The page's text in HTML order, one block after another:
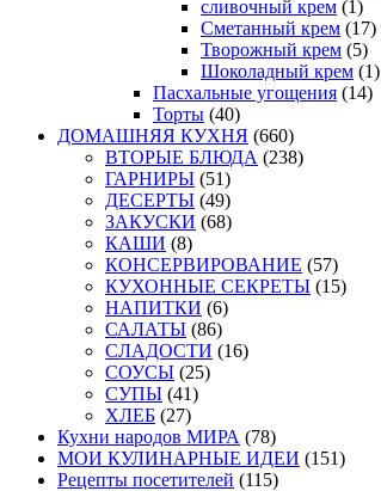
сливочный крем (1)
Сметанный крем (17)
Творожный крем (5)
Шоколадный крем (1)
Пасхальные угощения (14)
Торты (40)
ДОМАШНЯЯ КУХНЯ (660)
ВТОРЫЕ БЛЮДА (238)
ГАРНИРЫ (51)
ДЕСЕРТЫ (49)
ЗАКУСКИ (68)
КАШИ (8)
КОНСЕРВИРОВАНИЕ (57)
КУХОННЫЕ СЕКРЕТЫ (15)
НАПИТКИ (6)
САЛАТЫ (86)
СЛАДОСТИ (16)
СОУСЫ (25)
СУПЫ (41)
ХЛЕБ (27)
Кухни народов МИРА (78)
МОИ КУЛИНАРНЫЕ ИДЕИ (151)
Рецепты посетителей (115)